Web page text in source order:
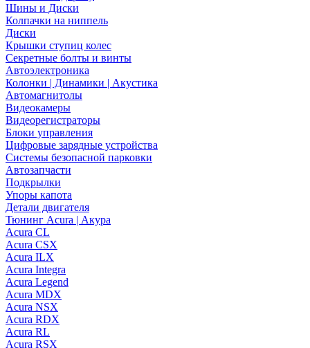
Шины и Диски
Колпачки на ниппель
Диски
Крышки ступиц колес
Секретные болты и винты
Автоэлектроника
Колонки | Динамики | Акустика
Автомагнитолы
Видеокамеры
Видеорегистраторы
Блоки управления
Цифровые зарядные устройства
Системы безопасной парковки
Автозапчасти
Подкрылки
Упоры капота
Детали двигателя
Тюнинг Acura | Акура
Acura CL
Acura CSX
Acura ILX
Acura Integra
Acura Legend
Acura MDX
Acura NSX
Acura RDX
Acura RL
Acura RSX